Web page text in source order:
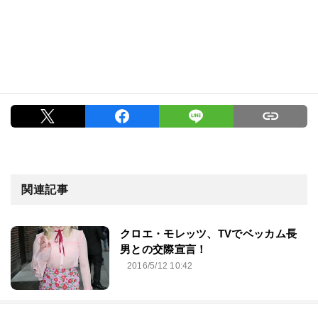
関連記事
クロエ・モレッツ、TVでベッカム長
男との交際宣言！
2016/5/12 10:42